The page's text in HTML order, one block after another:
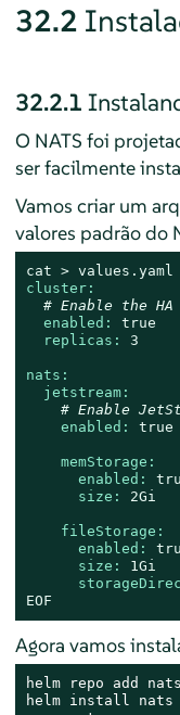
32.2
32.2.1
O NATS foi
ser facilmente
Vamos criar um
valores padrão do
cat > values.yaml
cluster:
# Enable the
enabled:
true
replicas:
3
nats:
jetstream:
# Enable
enabled:
true
memStorage:
enabled:
size:
2Gi
fileStorage:
enabled:
size:
1Gi
EOF
Agora vamos
helm repo add
helm install nats